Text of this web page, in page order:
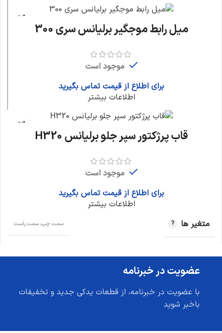
میل رابط موجگیر برلیانس سری 300
موجود است
برای اطلاع از قیمت تماس بگیرید
اطلاعات بیشتر
قاب پرژکتور سپر جلو برلیانس H320
موجود است
برای اطلاع از قیمت تماس بگیرید
اطلاعات بیشتر
متغیر ها
سمت چپ, سمت راست
عضویت در خبرنامه
با عضویت در خبرنامه، از قطعات یدکی جدید و تخفیفات
باخبر شوید